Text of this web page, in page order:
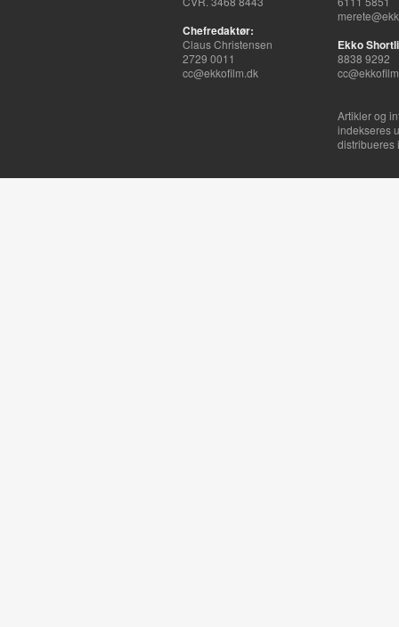
Chefredaktør:
Claus Christensen
2729 0011
cc@ekkofilm.dk
Ekko
8838 9292
Artikler og
indekseres
distribueres